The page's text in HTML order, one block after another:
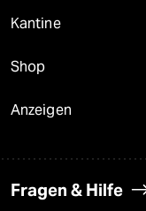
Kantine
Shop
Anzeigen
Fragen & Hilfe